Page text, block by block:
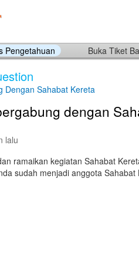
Pengetahuan Buka Tiket
Dengan Sahabat Kereta
dengan
lalu
ramaikan kegiatan Sahabat
sudah menjadi anggota Sahabat